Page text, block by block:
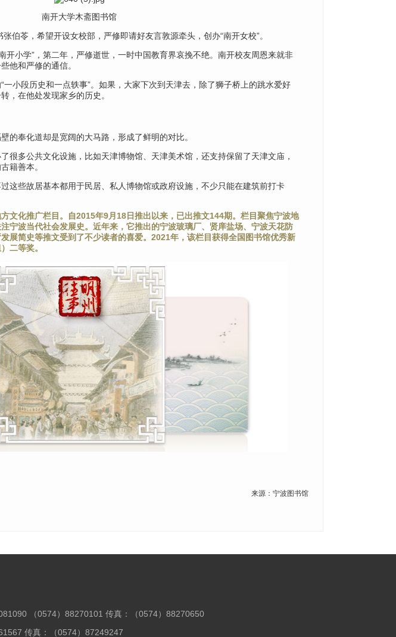
南开大学木斋图书馆
张伯苓， 希望开设女校部， 严修即请好友言敦源牵头， 创办“南开女校”。
开小学”， 第二年， 严修逝世， 一时中国教育界哀挽不绝。 南开校友周恩来就非
他和严修的通信。
“一小段历史和一点轶事”。 如果，大家下次到天津去， 除了狮子桥上的跳水爱好
， 在他处发现家乡的历史。
的奉化道却是宽阔的大马路，形成了鲜明的对比。
很多公共文化设施，比如天津博物馆、天津美术馆，还支持保留了天津文庙，
籍善本。
这些故居基本都用于民居、私人博物馆或政府设施，不少只能在建筑前打卡
文化推广栏目。自2015年9月18日推出以来，已出推文144期。栏目聚焦宁波地
宁波当代社会发展史。近年来，它推出的宁波玻璃厂、贤庠盐场、宁波天花防
展简史等推文受到了不少读者的喜爱。2021年，该栏目获得全国图书馆优秀新
二等奖。
来源：宁波图书馆
（0574）88270101 传真：（0574）88270650
传真：（0574）87249247